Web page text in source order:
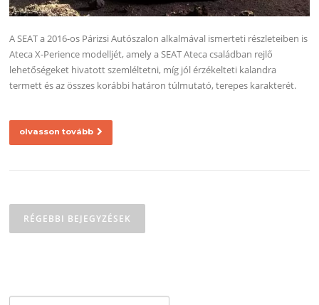
A SEAT a 2016-os Párizsi Autószalon alkalmával ismerteti részleteiben is
Ateca X-Perience modelljét, amely a SEAT Ateca családban rejlő
lehetőségeket hivatott szemléltetni, míg jól érzékelteti kalandra
termett és az összes korábbi határon túlmutató, terepes karakterét.
olvasson tovább
RÉGEBBI BEJEGYZÉSEK